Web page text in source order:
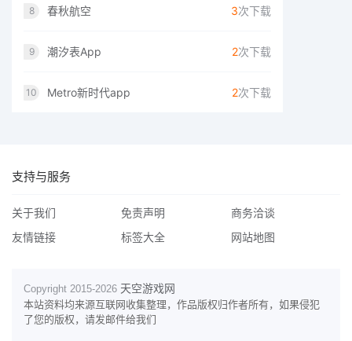
8 春秋航空 3次下载
9 潮汐表App 2次下载
10 Metro新时代app 2次下载
支持与服务
关于我们 免责声明
商务洽谈
友情链接
标签大全 网站地图
Copyright 2015-2026 天空游戏网
本站资料均来源互联网收集整理，作品版权归作者所有，如果侵犯
了您的版权，请发邮件给我们